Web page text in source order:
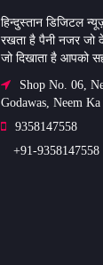
हिन्दुस्तान डिजिटल
रखता है पैनी नजर जो
जो दिखाता है आपको
Shop No. 06,
Godawas, Neem
9358147558
+91-9358147558